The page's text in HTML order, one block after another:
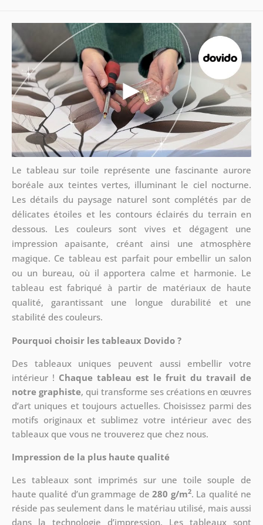
Le tableau sur toile représente une fascinante aurore
boréale aux teintes vertes, illuminant le ciel nocturne.
Les détails du paysage naturel sont complétés par de
délicates étoiles et les contours éclairés du terrain en
dessous. Les couleurs sont vives et dégagent une
impression apaisante, créant ainsi une atmosphère
magique. Ce tableau est parfait pour embellir un salon
ou un bureau, où il apportera calme et harmonie. Le
tableau est fabriqué à partir de matériaux de haute
qualité, garantissant une longue durabilité et une
stabilité des couleurs.
Pourquoi choisir les tableaux Dovido ?
Des tableaux uniques peuvent aussi embellir votre
intérieur ! Chaque tableau est le fruit du travail de
notre graphiste, qui transforme ses créations en œuvres
d’art uniques et toujours actuelles. Choisissez parmi des
motifs originaux et sublimez votre intérieur avec des
tableaux que vous ne trouverez que chez nous.
Impression de la plus haute qualité
Les tableaux sont imprimés sur une toile souple de
haute qualité d’un grammage de280 g/m2. La qualité ne
réside pas seulement dans le matériau utilisé, mais aussi
dans la technologie d’impression. Les tableaux sont